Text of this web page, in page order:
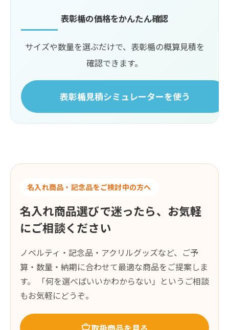
表彰楯の価格をかんたん確認
サイズや数量を選ぶだけで、表彰楯の概算見積を
確認できます。
表彰楯見積シミュレーターを使う
名入れ商品・記念品をご検討中の方へ
名入れ商品選びで迷ったら、お気軽
にご相談ください
ノベルティ・記念品・アクリルグッズなど、ご予
算・数量・納期に合わせて最適な商品をご提案しま
す。 「何を選べばいいかわからない」というご相談
もお気軽にどうぞ。